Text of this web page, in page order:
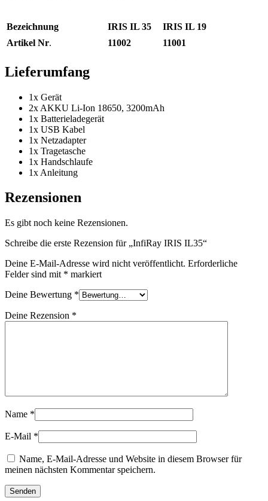
Bezeichnung IRIS IL 35
IRIS IL 19
Artikel Nr. 11002 11001
Lieferumfang
1x Gerät
2x AKKU Li-Ion 18650, 3200mAh
1x Batterieladegerät
1x USB Kabel
1x Netzadapter
1x Tragetasche
1x Handschlaufe
1x Anleitung
Rezensionen
Es gibt noch keine Rezensionen.
Schreibe die erste Rezension für „InfiRay IRIS IL35“
Deine E-Mail-Adresse wird nicht veröffentlicht. Erforderliche
Felder sind mit * markiert
Deine Bewertung *
Deine Rezension *
Name *
E-Mail *
Name, E-Mail-Adresse und Website in diesem Browser für
meinen nächsten Kommentar speichern.